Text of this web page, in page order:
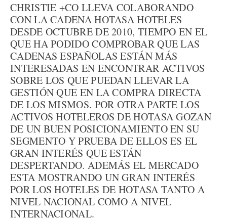
CHRISTIE +CO LLEVA COLABORANDO
CON LA CADENA HOTASA HOTELES
DESDE OCTUBRE DE 2010, TIEMPO EN EL
QUE HA PODIDO COMPROBAR QUE LAS
CADENAS ESPAÑOLAS ESTÁN MÁS
INTERESADAS EN ENCONTRAR ACTIVOS
SOBRE LOS QUE PUEDAN LLEVAR LA
GESTIÓN QUE EN LA COMPRA DIRECTA
DE LOS MISMOS. POR OTRA PARTE LOS
ACTIVOS HOTELEROS DE HOTASA GOZAN
DE UN BUEN POSICIONAMIENTO EN SU
SEGMENTO Y PRUEBA DE ELLOS ES EL
GRAN INTERÉS QUE ESTÁN
DESPERTANDO. ADEMÁS EL MERCADO
ESTA MOSTRANDO UN GRAN INTERÉS
POR LOS HOTELES DE HOTASA TANTO A
NIVEL NACIONAL COMO A NIVEL
INTERNACIONAL.